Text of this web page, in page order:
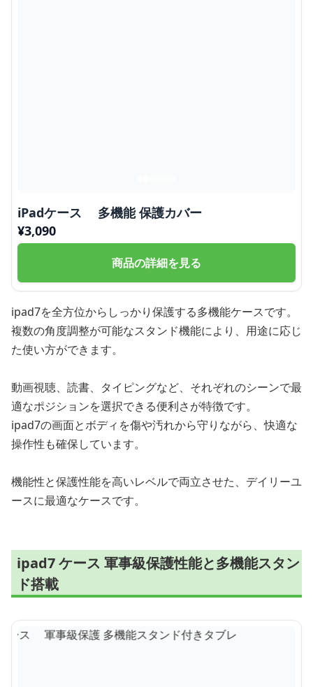
iPadケース 多機能 保護カバー
¥3,090
商品の詳細を見る
ipad7を全方位からしっかり保護する多機能ケースです。
複数の角度調整が可能なスタンド機能により、用途に応じ
た使い方ができます。
動画視聴、読書、タイピングなど、それぞれのシーンで最
適なポジションを選択できる便利さが特徴です。
ipad7の画面とボディを傷や汚れから守りながら、快適な
操作性も確保しています。
機能性と保護性能を高いレベルで両立させた、デイリーユ
ースに最適なケースです。
ipad7 ケース 軍事級保護性能と多機能スタン
ド搭載